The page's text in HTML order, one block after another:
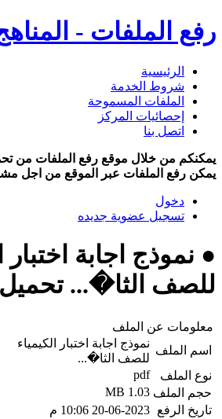
رفع الملفات -
الرئيسية
شروط الخدمة
الملفات المسموحة
إحصائيات المركز
اتصل بنا
يمكنكم من خلال موقع رفع الملفات من
يمكن رفع الملفات عبر الموقع من اجل
دخول
تسجيل عضوية جديده
● نموذج اجابة اختبار
للصف الثا�... تحميل
معلومات عن الملف
اسم الملف
نموذج اجابة اختبار الكيمياء
للصف الثا�...
نوع الملف
pdf
حجم الملف 1.03 MB
تاريخ الرفع 20-06-2023 10:06 م